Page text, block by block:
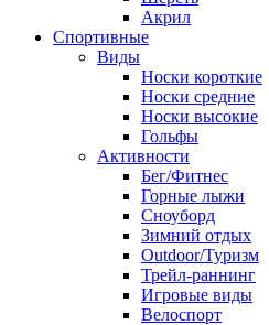
Акрил
Спортивные
Виды
Носки короткие
Носки средние
Носки высокие
Гольфы
Активности
Бег/Фитнес
Горные лыжи
Сноуборд
Зимний отдых
Outdoor/Туризм
Трейл-раннинг
Игровые виды
Велоспорт